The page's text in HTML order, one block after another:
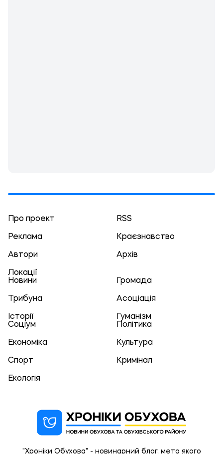
Про проект RSS
Реклама Краєзнавство
Автори Архів
Локації
Новини
Громада
Трибуна Асоціація
Історії
Гуманізм
Соціум
Політика
Економіка Культура
Спорт Кримінал
Екологія
"Хроніки Обухова" - новинарний блог, мета якого